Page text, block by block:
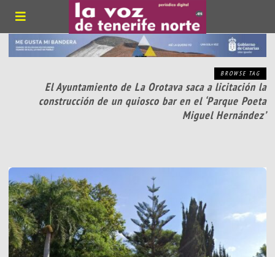
BROWSE TAG
El Ayuntamiento de La Orotava saca a licitación la
construcción de un quiosco bar en el ‘Parque Poeta
Miguel Hernández’